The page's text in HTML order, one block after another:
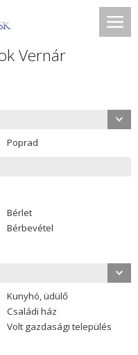
Vernár
Poprad
Bérlet
Bérbevétel
Kunyhó, üdülő
Családi ház
Volt gazdasági település